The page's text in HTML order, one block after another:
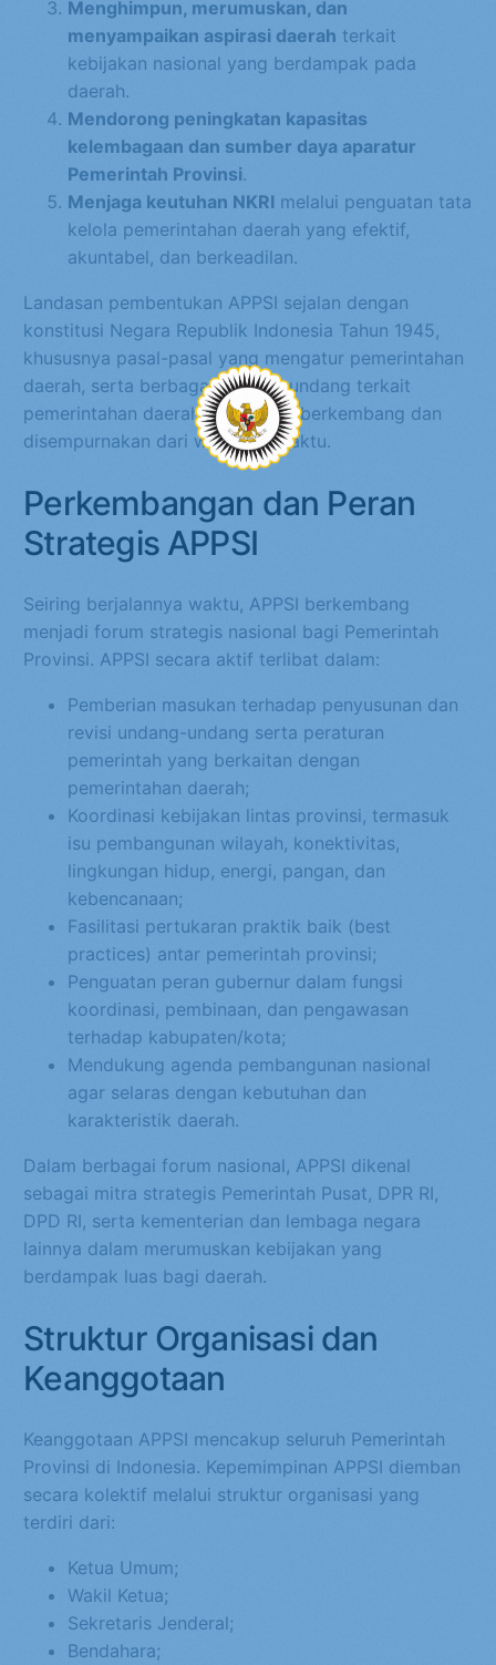
Menghimpun, merumuskan, dan
menyampaikan aspirasi daerah terkait
kebijakan nasional yang berdampak pada
daerah.
Mendorong peningkatan kapasitas
kelembagaan dan sumber daya aparatur
Pemerintah Provinsi.
Menjaga keutuhan NKRI melalui penguatan tata
kelola pemerintahan daerah yang efektif,
akuntabel, dan berkeadilan.
Landasan pembentukan APPSI sejalan dengan
konstitusi Negara Republik Indonesia Tahun 1945,
khususnya pasal-pasal yang mengatur pemerintahan
daerah, serta berbagai undang-undang terkait
pemerintahan daerah yang terus berkembang dan
disempurnakan dari waktu ke waktu.
Perkembangan dan Peran
Strategis APPSI
Seiring berjalannya waktu, APPSI berkembang
menjadi forum strategis nasional bagi Pemerintah
Provinsi. APPSI secara aktif terlibat dalam:
Pemberian masukan terhadap penyusunan dan
revisi undang-undang serta peraturan
pemerintah yang berkaitan dengan
pemerintahan daerah;
Koordinasi kebijakan lintas provinsi, termasuk
isu pembangunan wilayah, konektivitas,
lingkungan hidup, energi, pangan, dan
kebencanaan;
Fasilitasi pertukaran praktik baik (best
practices) antar pemerintah provinsi;
Penguatan peran gubernur dalam fungsi
koordinasi, pembinaan, dan pengawasan
terhadap kabupaten/kota;
Mendukung agenda pembangunan nasional
agar selaras dengan kebutuhan dan
karakteristik daerah.
Dalam berbagai forum nasional, APPSI dikenal
sebagai mitra strategis Pemerintah Pusat, DPR RI,
DPD RI, serta kementerian dan lembaga negara
lainnya dalam merumuskan kebijakan yang
berdampak luas bagi daerah.
Struktur Organisasi dan
Keanggotaan
Keanggotaan APPSI mencakup seluruh Pemerintah
Provinsi di Indonesia. Kepemimpinan APPSI diemban
secara kolektif melalui struktur organisasi yang
terdiri dari:
Ketua Umum;
Wakil Ketua;
Sekretaris Jenderal;
Bendahara;